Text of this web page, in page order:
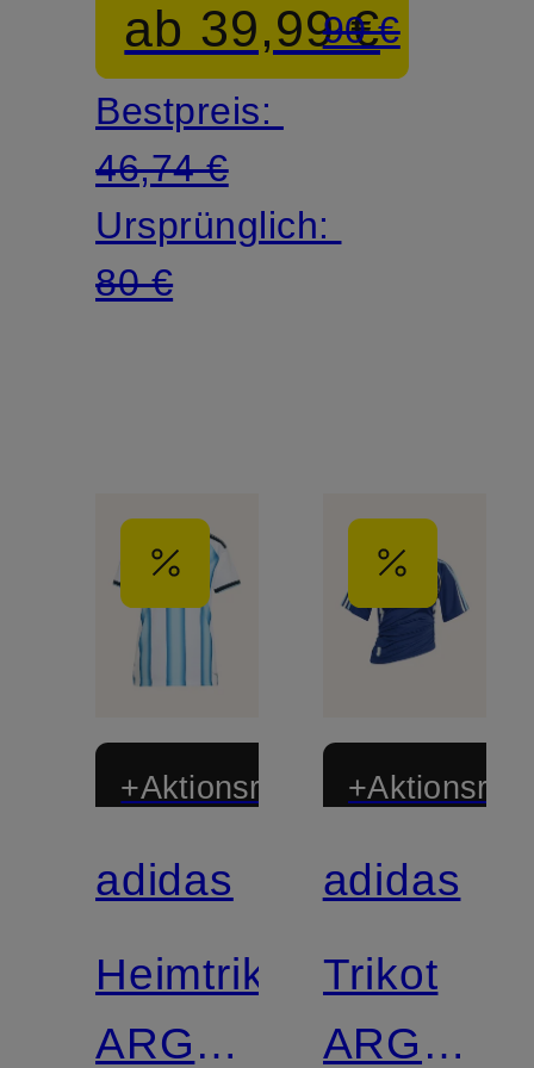
ab 39,99 €
Bestpreis:
46,74 €
Ursprünglich:
80 €
90 €
+Aktionsrabatt
Zertifiziert
adidas
Heimtrikot
ARGENTINA
Zertifiziert
adidas
Trikot